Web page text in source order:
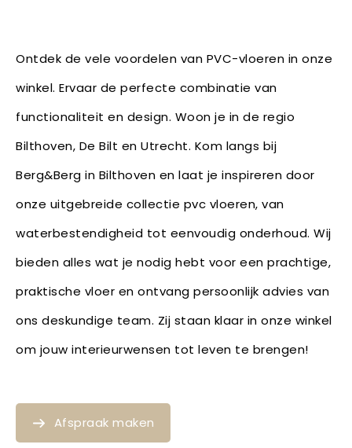
Ontdek de vele voordelen van PVC-vloeren in onze
winkel. Ervaar de perfecte combinatie van
functionaliteit en design. Woon je in de regio
Bilthoven, De Bilt en Utrecht. Kom langs bij
Berg&Berg in Bilthoven en laat je inspireren door
onze uitgebreide collectie pvc vloeren, van
waterbestendigheid tot eenvoudig onderhoud. Wij
bieden alles wat je nodig hebt voor een prachtige,
praktische vloer en ontvang persoonlijk advies van
ons deskundige team. Zij staan klaar in onze winkel
om jouw interieurwensen tot leven te brengen!
Afspraak maken